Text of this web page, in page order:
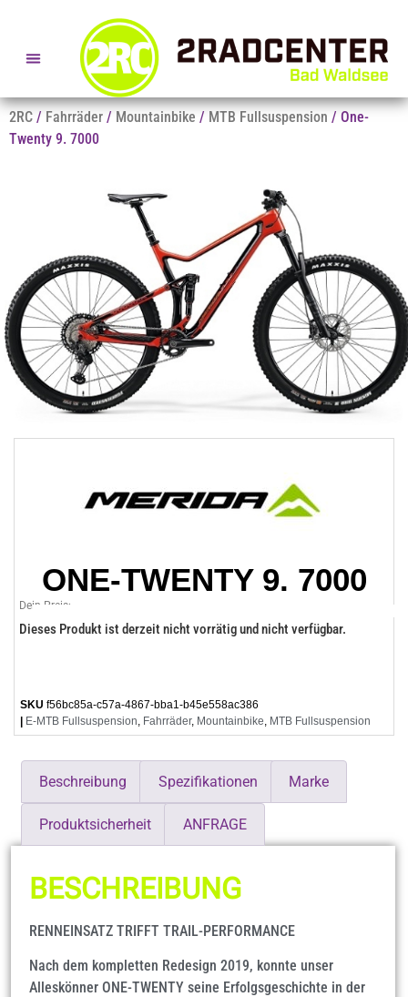
2RC / Fahrräder / Mountainbike / MTB Fullsuspension / One-
Twenty 9. 7000
ONE-TWENTY 9. 7000
Dein Preis:
Dieses Produkt ist derzeit nicht vorrätig und nicht verfügbar.
SKU f56bc85a-c57a-4867-bba1-b45e558ac386
E-MTB Fullsuspension, Fahrräder, Mountainbike, MTB Fullsuspension
Beschreibung Spezifikationen Marke
Produktsicherheit ANFRAGE
BESCHREIBUNG
RENNEINSATZ TRIFFT TRAIL-PERFORMANCE
Nach dem kompletten Redesign 2019, konnte unser
Alleskönner ONE-TWENTY seine Erfolgsgeschichte in der